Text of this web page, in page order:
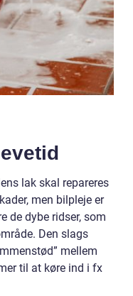
lak skal repareres
men bilpleje er
de dybe ridser, som
Den slags
mellem
til at køre ind i fx